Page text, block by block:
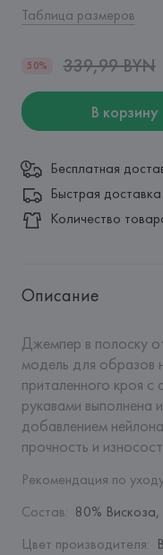
Таблица размеров
50% 339,99 BYN
В корзину
Бесплатная
Быстрая
Количество
Описание
Джемпер в полоску
модель для образов
приталенного кроя
рукавами выполнена
добавлением
прочность и
Рекомендация по
Состав: 80%
Цвет производителя: